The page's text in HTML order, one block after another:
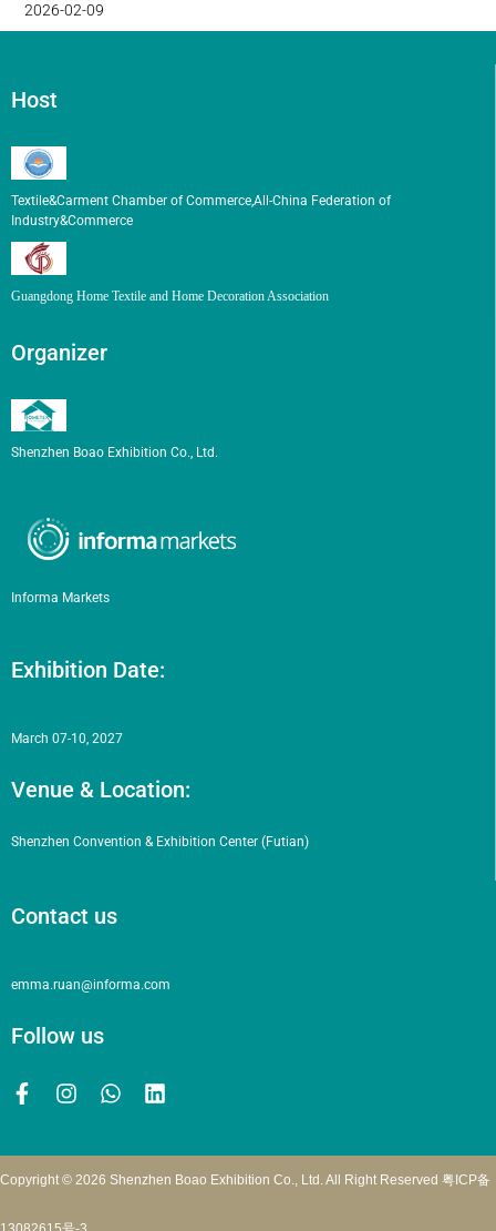
2026-02-09
Host
Textile&Carment Chamber of Commerce,All-China Federation of
Industry&Commerce
Guangdong Home Textile and Home Decoration Association
Organizer
Shenzhen Boao Exhibition Co., Ltd.
Informa Markets
Exhibition Date:
March 07-10, 2027
Venue & Location:
Shenzhen Convention & Exhibition Center (Futian)
Contact us
emma.ruan@informa.com
Follow us
Copyright © 2026 Shenzhen Boao Exhibition Co., Ltd. All Right Reserved 粤ICP备